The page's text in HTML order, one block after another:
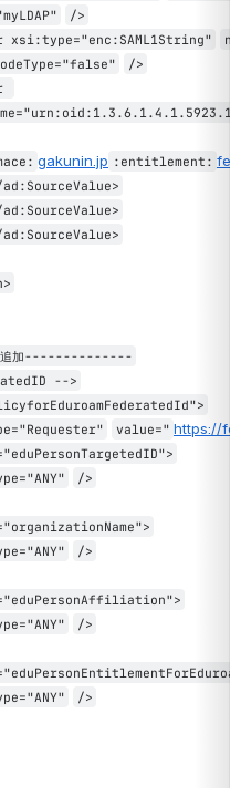
/>
xsi:type="enc:SAML1String"
"false"
/>
gakunin.jp :entitlement:
加--------------
-->
>
"Requester" value=" https://
"eduPersonTargetedID">
"ANY"
/>
"organizationName">
"ANY"
/>
"eduPersonAffiliation">
"ANY"
/>
"ANY"
/>